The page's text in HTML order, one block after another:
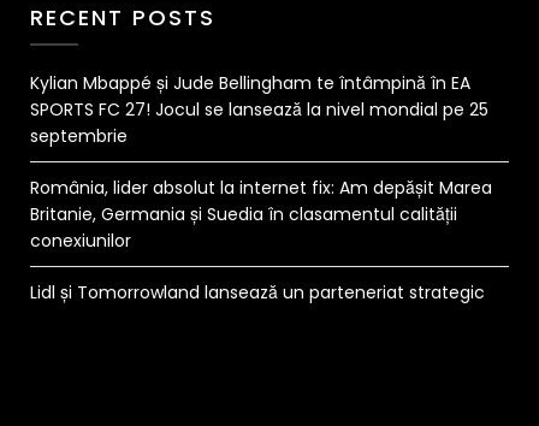
RECENT POSTS
Kylian Mbappé și Jude Bellingham te întâmpină în EA
SPORTS FC 27! Jocul se lansează la nivel mondial pe 25
septembrie
România, lider absolut la internet fix: Am depășit Marea
Britanie, Germania și Suedia în clasamentul calității
conexiunilor
Lidl și Tomorrowland lansează un parteneriat strategic